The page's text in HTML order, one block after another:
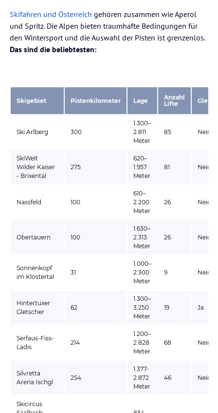
Skifahren und Österreich gehören zusammen wie Aperol
und Spritz. Die Alpen bieten traumhafte Bedingungen für
den Wintersport und die Auswahl der Pisten ist grenzenlos.
Das sind die beliebtesten:
Skigebiet Pistenkilometer Lage
Anzahl
Lifte
Ski Arlberg 300
1.300–
2.811
Meter
85 Nein
SkiWelt
Wilder Kaiser
- Brixental
275
620–
1.957
Meter
81 Nein
Nassfeld 100
610–
2.200
Meter
26 Nein
Obertauern 100
1.630–
2.313
Meter
26 Nein
Sonnenkopf
im Klostertal
31
1.000–
2.300
Meter
9 Nein
Hintertuxer
Gletscher
62
1.300–
3.250
Meter
19 Ja
Serfaus-Fiss-
Ladis
214
1.200–
2.828
Meter
68 Nein
Silvretta
Arena Ischgl
254
1.377-
2.872
Meter
46 Nein
Skicircus